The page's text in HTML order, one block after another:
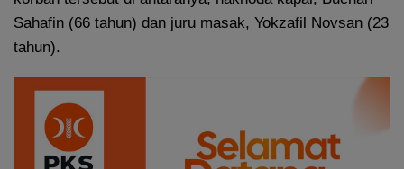
Sahafin (66 tahun) dan juru masak, Yokzafil Novsan (23
tahun).